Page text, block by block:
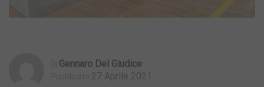
Gennaro Del Giudice
27 Aprile 2021